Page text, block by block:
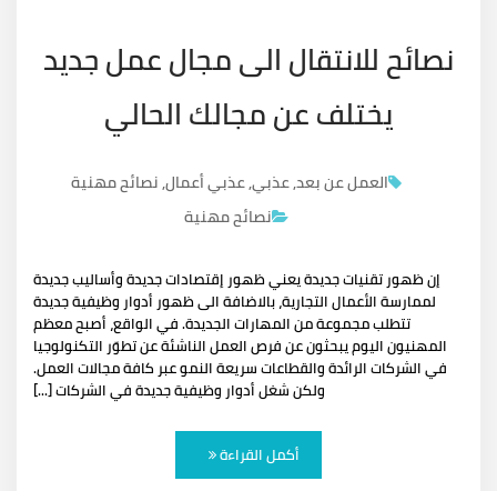
نصائح للانتقال الى مجال عمل جديد
يختلف عن مجالك الحالي
العمل عن بعد,عذبي,عذبي أعمال,نصائح مهنية
نصائح مهنية
إن ظهور تقنيات جديدة يعني ظهور إقتصادات جديدة وأساليب جديدة
لممارسة الأعمال التجارية، بالاضافة الى ظهور أدوار وظيفية جديدة
تتطلب مجموعة من المهارات الجديدة. في الواقع، أصبح معظم
المهنيون اليوم يبحثون عن فرص العمل الناشئة عن تطوّر التكنولوجيا
في الشركات الرائدة والقطاعات سريعة النمو عبر كافة مجالات العمل.
ولكن شغل أدوار وظيفية جديدة في الشركات [...]
أكمل القراءة